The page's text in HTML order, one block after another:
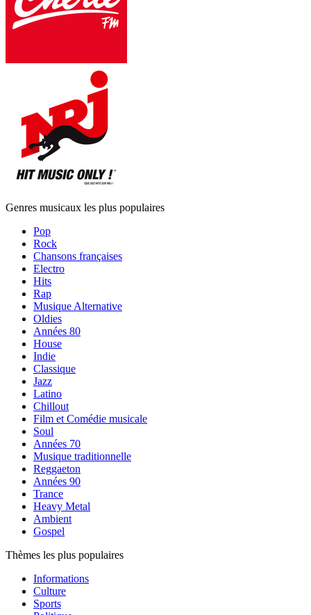
Genres musicaux les plus populaires
Pop
Rock
Chansons françaises
Electro
Hits
Rap
Musique Alternative
Oldies
Années 80
House
Indie
Classique
Jazz
Latino
Chillout
Film et Comédie musicale
Soul
Années 70
Musique traditionnelle
Reggaeton
Années 90
Trance
Heavy Metal
Ambient
Gospel
Thèmes les plus populaires
Informations
Culture
Sports